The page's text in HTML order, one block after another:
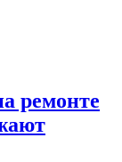
ремонте